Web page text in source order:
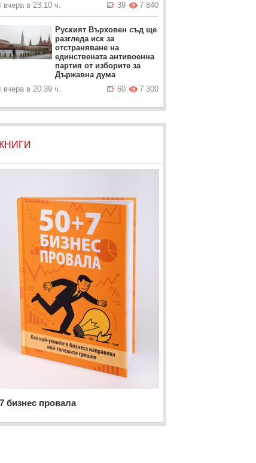
вчера в 23:10 ч.
7 840
39
Руският Върховен съд ще
разгледа иск за
отстраняване на
единствената антивоенна
партия от изборите за
Държавна дума
вчера в 20:39 ч.
7 300
60
КНИГИ
бизнес провала